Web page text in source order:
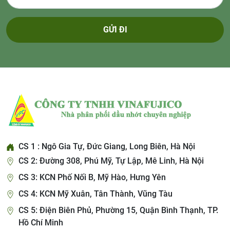
GỬI ĐI
CS 1 : Ngô Gia Tự, Đức Giang, Long Biên, Hà Nội
CS 2: Đường 308, Phú Mỹ, Tự Lập, Mê Linh, Hà Nội
CS 3: KCN Phố Nối B, Mỹ Hào, Hưng Yên
CS 4: KCN Mỹ Xuân, Tân Thành, Vũng Tàu
CS 5: Điện Biên Phủ, Phường 15, Quận Bình Thạnh, TP.
Hồ Chí Minh